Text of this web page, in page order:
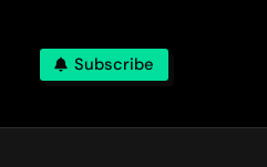
Subscribe